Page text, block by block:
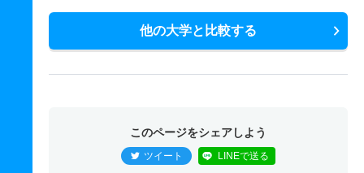
他の大学と比較する
このページをシェアしよう
ツイート LINEで送る